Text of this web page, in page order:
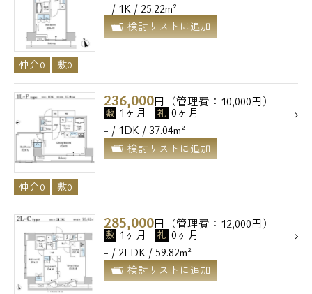
- / 1K / 25.22m²
検討リストに追加
仲介0 敷0
236,000円（管理費：10,000円）
敷 1ヶ月 礼 0ヶ月
- / 1DK / 37.04m²
検討リストに追加
仲介0 敷0
285,000円（管理費：12,000円）
敷 1ヶ月 礼 0ヶ月
- / 2LDK / 59.82m²
検討リストに追加